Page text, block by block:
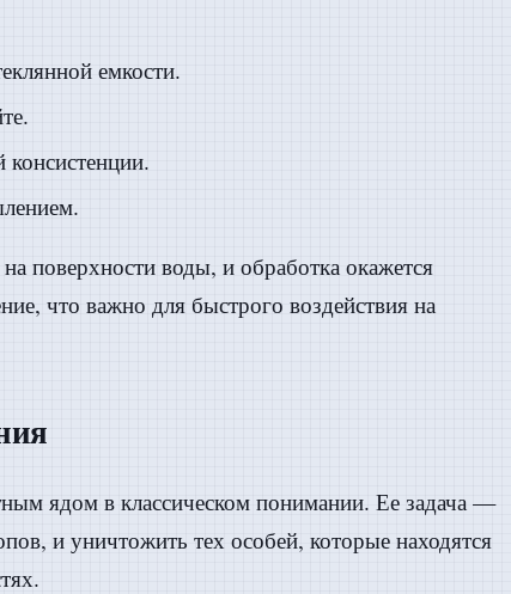
емкости.
поверхности воды, и обработка окажется
что важно для быстрого воздействия на
ядом в классическом понимании. Ее задача —
и уничтожить тех особей, которые находятся